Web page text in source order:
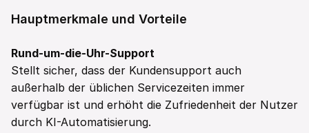
Hauptmerkmale und Vorteile
Rund-um-die-Uhr-Support
Stellt sicher, dass der Kundensupport auch
außerhalb der üblichen Servicezeiten immer
verfügbar ist und erhöht die Zufriedenheit der Nutzer
durch KI-Automatisierung.